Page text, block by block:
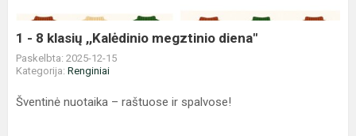
diena"
1 - 8 klasių ,,Kalėdinio megztinio diena"
Paskelbta: 2025-12-15
Kategorija: Renginiai
Šventinė nuotaika – raštuose ir spalvose!